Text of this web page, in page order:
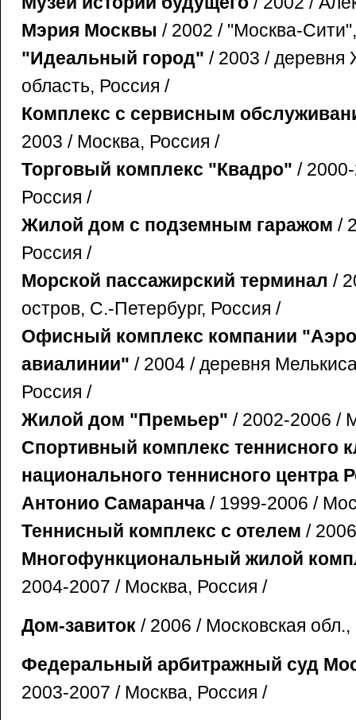
Мэрия Москвы / 2002 / "Москва-
"Идеальный город" / 2003 / деревня
область, Россия /
Комплекс с сервисным
2003 / Москва, Россия /
Торговый комплекс "Квадро" /
Россия /
Жилой дом с подземным гаражом /
Россия /
Морской пассажирский терминал /
остров, С.-Петербург, Россия /
Офисный комплекс компании
авиалинии" / 2004 / деревня
Россия /
Жилой дом "Премьер" / 2002-2006 /
Спортивный комплекс теннисного
национального теннисного центра
Антонио Самаранча / 1999-2006 /
Теннисный комплекс с отелем /
Многофункциональный жилой
2004-2007 / Москва, Россия /
Дом-завиток / 2006 / Московская обл.,
Федеральный арбитражный суд
2003-2007 / Москва, Россия /